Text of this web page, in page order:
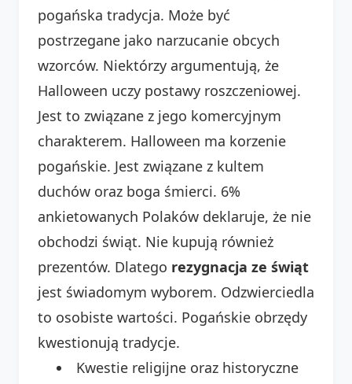
pogańska tradycja. Może być
postrzegane jako narzucanie obcych
wzorców. Niektórzy argumentują, że
Halloween uczy postawy roszczeniowej.
Jest to związane z jego komercyjnym
charakterem. Halloween ma korzenie
pogańskie. Jest związane z kultem
duchów oraz boga śmierci. 6%
ankietowanych Polaków deklaruje, że nie
obchodzi świąt. Nie kupują również
prezentów. Dlatego rezygnacja ze świąt
jest świadomym wyborem. Odzwierciedla
to osobiste wartości. Pogańskie obrzędy
kwestionują tradycje.
Kwestie religijne oraz historyczne